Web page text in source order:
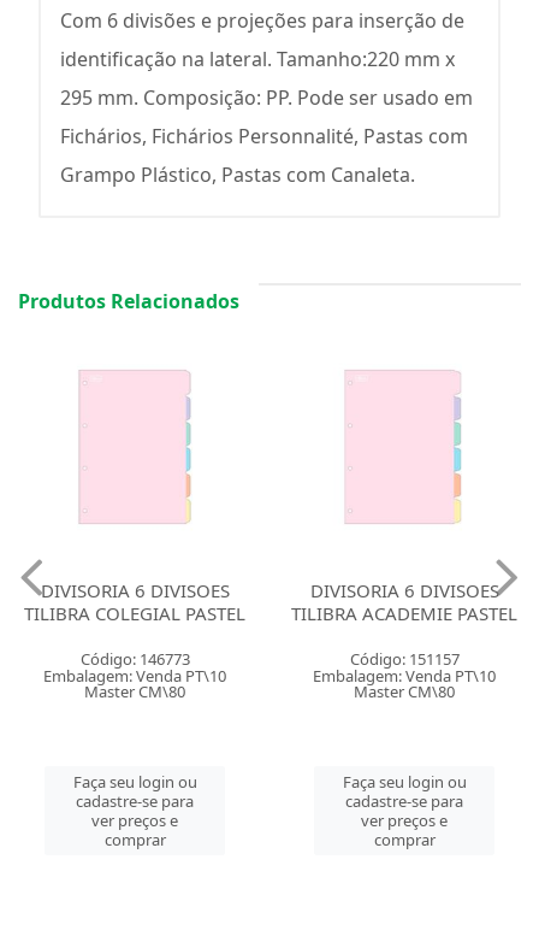
Com 6 divisões e projeções para inserção de
identificação na lateral. Tamanho:220 mm x
295 mm. Composição: PP. Pode ser usado em
Fichários, Fichários Personnalité, Pastas com
Grampo Plástico, Pastas com Canaleta.
Produtos Relacionados
DIVISORIA 6 DIVISOES
TILIBRA COLEGIAL PASTEL
Código: 146773
Embalagem: Venda PT\10
Master CM\80
Faça seu login ou
cadastre-se para
ver preços e
comprar
DIVISORIA 6 DIVISOES
TILIBRA ACADEMIE PASTEL
Código: 151157
Embalagem: Venda PT\10
Master CM\80
Faça seu login ou
cadastre-se para
ver preços e
comprar